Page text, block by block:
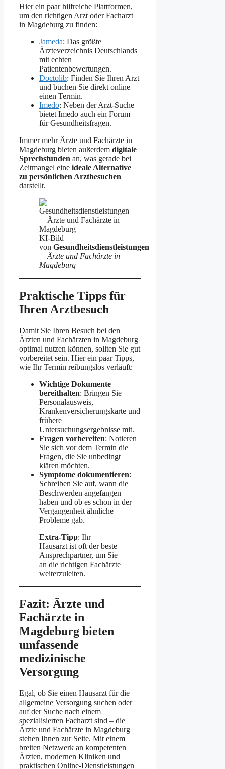
Hier ein paar hilfreiche Plattformen,
um den richtigen Arzt oder Facharzt
in Magdeburg zu finden:
Jameda: Das größte
Ärzteverzeichnis Deutschlands
mit echten
Patientenbewertungen.
Doctolib: Finden Sie Ihren Arzt
und buchen Sie direkt online
einen Termin.
Imedo: Neben der Arzt-Suche
bietet Imedo auch ein Forum
für Gesundheitsfragen.
Immer mehr Ärzte und Fachärzte in
Magdeburg bieten außerdem digitale
Sprechstunden an, was gerade bei
Zeitmangel eine ideale Alternative
zu persönlichen Arztbesuchen
darstellt.
KI-Bild
von Gesundheitsdienstleistungen
– Ärzte und Fachärzte in
Magdeburg
Praktische Tipps für
Ihren Arztbesuch
Damit Sie Ihren Besuch bei den
Ärzten und Fachärzten in Magdeburg
optimal nutzen können, sollten Sie gut
vorbereitet sein. Hier ein paar Tipps,
wie Ihr Termin reibungslos verläuft:
Wichtige Dokumente
bereithalten: Bringen Sie
Personalausweis,
Krankenversicherungskarte und
frühere
Untersuchungsergebnisse mit.
Fragen vorbereiten: Notieren
Sie sich vor dem Termin die
Fragen, die Sie unbedingt
klären möchten.
Symptome dokumentieren:
Schreiben Sie auf, wann die
Beschwerden angefangen
haben und ob es schon in der
Vergangenheit ähnliche
Probleme gab.
Extra-Tipp: Ihr
Hausarzt ist oft der beste
Ansprechpartner, um Sie
an die richtigen Fachärzte
weiterzuleiten.
Fazit: Ärzte und
Fachärzte in
Magdeburg bieten
umfassende
medizinische
Versorgung
Egal, ob Sie einen Hausarzt für die
allgemeine Versorgung suchen oder
auf der Suche nach einem
spezialisierten Facharzt sind – die
Ärzte und Fachärzte in Magdeburg
stehen Ihnen zur Seite. Mit einem
breiten Netzwerk an kompetenten
Ärzten, modernen Kliniken und
praktischen Online-Dienstleistungen